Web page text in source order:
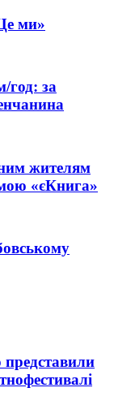
ми»
год: за
жителям
«єКнига»
представили